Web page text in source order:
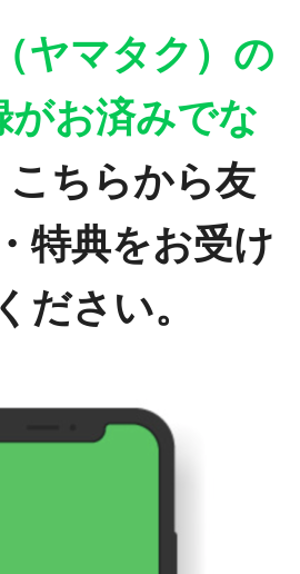
ヤマタク）の
がお済みでな
こちらから友
特典をお受け
ださい。